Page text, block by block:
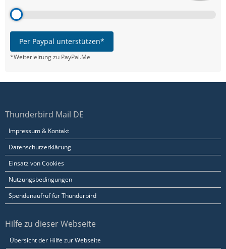
Per Paypal unterstützen*
*Weiterleitung zu PayPal.Me
Thunderbird Mail DE
Impressum & Kontakt
Datenschutzerklärung
Einsatz von Cookies
Nutzungsbedingungen
Spendenaufruf für Thunderbird
Hilfe zu dieser Webseite
Übersicht der Hilfe zur Webseite